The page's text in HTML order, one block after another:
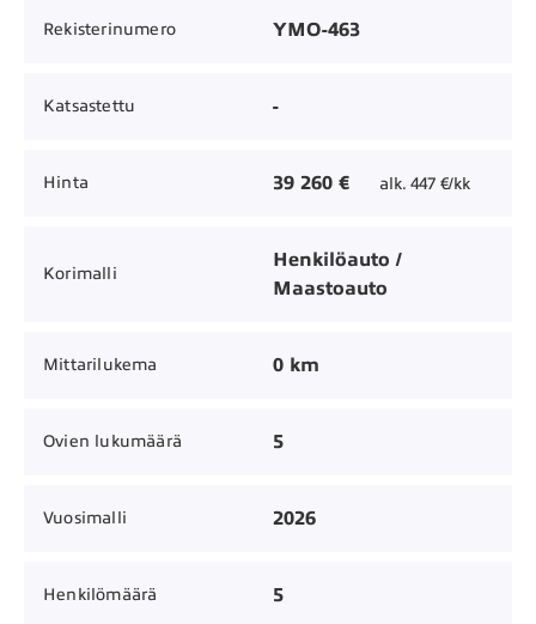
Rekisterinumero YMO-463
Katsastettu -
Hinta 39 260 € alk. 447 €/kk
Korimalli
Henkilöauto /
Maastoauto
Mittarilukema 0 km
Ovien lukumäärä 5
Vuosimalli 2026
Henkilömäärä 5